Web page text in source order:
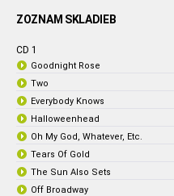
ZOZNAM SKLADIEB
CD 1
Goodnight Rose
Two
Everybody Knows
Halloweenhead
Oh My God, Whatever, Etc.
Tears Of Gold
The Sun Also Sets
Off Broadway